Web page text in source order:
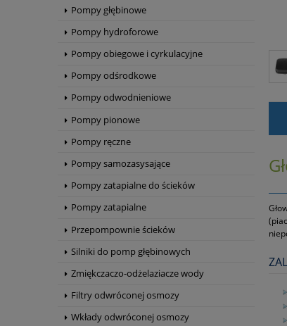
Pompy głębinowe
Pompy hydroforowe
Pompy obiegowe i cyrkulacyjne
Pompy odśrodkowe
Pompy odwodnieniowe
Pompy pionowe
Pompy ręczne
Pompy samozasysające
Pompy zatapialne do ścieków
Pompy zatapialne
Przepompownie ścieków
Silniki do pomp głębinowych
Zmiękczaczo-odżelaziacze wody
Filtry odwróconej osmozy
Wkłady odwróconej osmozy